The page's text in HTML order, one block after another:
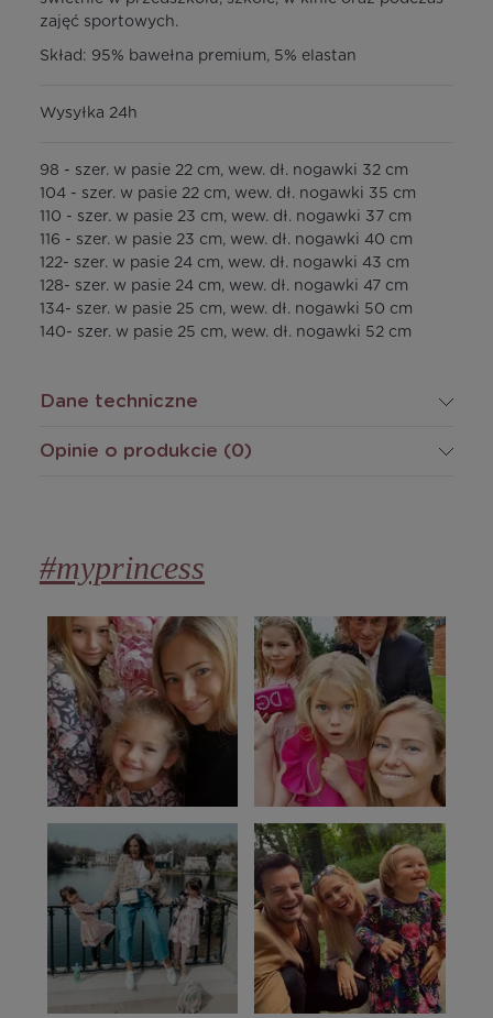
zajęć sportowych.
Skład: 95% bawełna premium, 5% elastan
Wysyłka 24h
98 - szer. w pasie 22 cm, wew. dł. nogawki 32 cm
104 - szer. w pasie 22 cm, wew. dł. nogawki 35 cm
110 - szer. w pasie 23 cm, wew. dł. nogawki 37 cm
116 - szer. w pasie 23 cm, wew. dł. nogawki 40 cm
122- szer. w pasie 24 cm, wew. dł. nogawki 43 cm
128- szer. w pasie 24 cm, wew. dł. nogawki 47 cm
134- szer. w pasie 25 cm, wew. dł. nogawki 50 cm
140- szer. w pasie 25 cm, wew. dł. nogawki 52 cm
Dane techniczne
Opinie o produkcie (0)
#myprincess